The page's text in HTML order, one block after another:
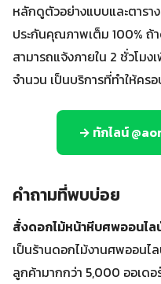
หลักดูตัวอย่างแบบและตารา
ประกันคุณภาพเต็ม 100%
สามารถแจ้งภายใน 2 ชั่วโม
จำนวน เป็นบริการที่ทำให้ค
→ ทักไลน์
คำถามที่พบบ่อย
สั่งดอกไม้หน้าหีบศพออนไ
เป็นร้านดอกไม้งานศพออนไ
ลูกค้ามากกว่า 5,000 ออเดอ